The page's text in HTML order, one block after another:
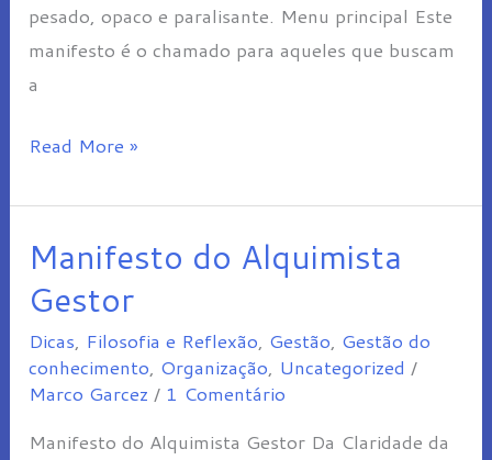
pesado, opaco e paralisante. Menu principal Este
manifesto é o chamado para aqueles que buscam
a
Read More »
Manifesto do Alquimista
Gestor
Dicas Filosofia e Reflexão Gestão Gestão do
conhecimento Organização Uncategorized /
Marco Garcez / 1 Comentário
Manifesto do Alquimista Gestor Da Claridade da
Manifesto
do
Alquimista
Gestor